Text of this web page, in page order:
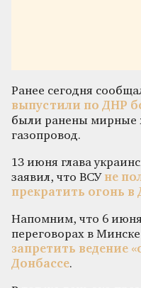
Ранее сегодня
выпустили по ДНР
были ранены мирные
газопровод.
13 июня глава
заявил, что ВСУне
прекратить огонь в
Напомним, что 6 июня
переговорах в Минске
запретить ведение
Донбассе.